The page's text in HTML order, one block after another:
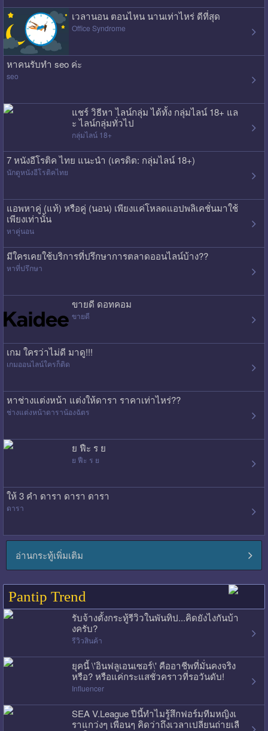
เวลานอน ตอนไหน นานเท่าไหร่ ดีที่สุด
Office Syndrome
หาคนรับทำ seo ค่ะ
seo
แชร์ วิธีหา ไลน์กลุ่ม ได้ทั้ง กลุ่มไลน์ 18+ แล
ะ ไลน์กลุ่มทั่วไป
กลุ่มไลน์ 18+
7 หนังอีโรติค ไทย แนะนำ (เครดิต: กลุ่มไลน์ 18+)
นักดูหนังอีโรติคไทย
แอพหาคู่ (แท้) หรือคู่ (นอน) เพียงแค่โหลดแอปพลิเคชั่นมาใช้
เพียงเท่านั้น
หาคู่นอน
มีใครเคยใช้บริการที่ปรึกษาการตลาดออนไลน์บ้าง??
หาที่ปรึกษา
ขายดี ดอทคอม
ขายดี
เกม ใครว่าไม่ดี มาดู!!!
เกมออนไลน์ใครก็ติด
หาช่างแต่งหน้า แต่งให้ดารา ราคาเท่าไหร่??
ช่างแต่งหน้าดาราน้องฉัตร
ย ฟืะ ร ย
ย ฟืะ ร ย
ให้ 3 คำ ดารา ดารา ดารา
ดารา
อ่านกระทู้เพิ่มเติม
Pantip Trend
รับจ้างตั้งกระทู้รีวิวในพันทิป...คิดยังไงกันบ้า
งครับ?
รีวิวสินค้า
ยุคนี้ \'อินฟลูเอนเซอร์\' คืออาชีพที่มั่นคงจริง
หรือ? หรือแค่กระแสชั่วคราวที่รอวันดับ!
Influencer
SEA V.League ปีนี้ทำไมรู้สึกฟอร์มทีมหญิงเ
ราแกว่งๆ เพื่อนๆ คิดว่าถึงเวลาเปลี่ยนถ่ายเลื